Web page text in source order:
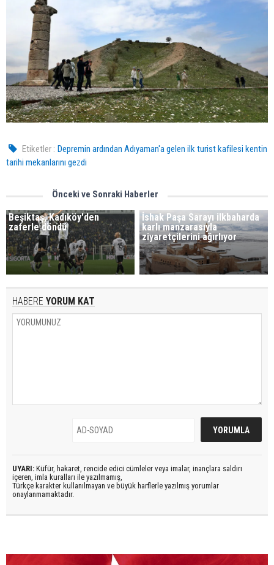
Etiketler : Depremin ardından Adıyaman'a gelen ilk turist kafilesi kentin
tarihi mekanlarını gezdi
Önceki ve Sonraki Haberler
Beşiktaş, Kadıköy'den
zaferle döndü
İshak Paşa Sarayı ilkbaharda
karlı manzarasıyla
ziyaretçilerini ağırlıyor
HABERE YORUM KAT
UYARI: Küfür, hakaret, rencide edici cümleler veya imalar, inançlara saldırı
içeren, imla kuralları ile yazılmamış,
Türkçe karakter kullanılmayan ve büyük harflerle yazılmış yorumlar
onaylanmamaktadır.